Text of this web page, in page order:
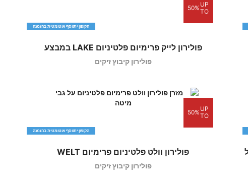
UP
TO
50%
הקופון יתווסף אוטומטית בהזמנה
פולירון לייק פרימיום פלטיניום LAKE במבצע
פולירון קיבוץ זיקים
UP
TO
50%
הקופון יתווסף אוטומטית בהזמנה
פולירון וולט פלטיניום פרימיום WELT
פולירון קיבוץ זיקים